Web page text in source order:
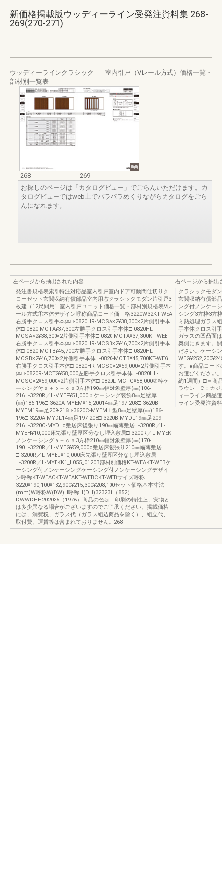
新価格掲載版ウッディーライン受発注資料集 268-
269(270-271)
ウッディーラインクラシック
室内引戸（Vレール方式）価格一覧・
部材別一覧表
268
269
お探しのページは「カタログビュー」でごらんいただけます。カ
タログビューではweb上でパラパラめくりながらカタログをごら
んになれます。
左ページから抽出された内容
発注書規格表索引特注対応品室内引戸室内ドア可動間仕切りク
ローゼット玄関収納有償部品室内用窓クラシックモダン片引戸3
枚建（12尺間用）室内引戸ユニット価格一覧・部材別規格表Vレ
ール方式①本体デザイン呼称商品コード価 格3220W32KT-WEA
右勝手クロス引手本体□-0820HR-MCSA×2¥38,300×2片側引手本
体□-0820-MCTA¥37,300左勝手クロス引手本体□-0820HL-
MCSA×2¥38,300×2片側引手本体□-0820-MCTA¥37,300KT-WEB
右勝手クロス引手本体□-0820HR-MCSB×2¥46,700×2片側引手本
体□-0820-MCTB¥45,700左勝手クロス引手本体□-0820HL-
MCSB×2¥46,700×2片側引手本体□-0820-MCTB¥45,700KT-WEG
右勝手クロス引手本体□-0820HR-MCSG×2¥59,000×2片側引手本
体□-0820R-MCTG¥58,000左勝手クロス引手本体□-0820HL-
MCSG×2¥59,000×2片側引手本体□-0820L-MCTG¥58,000②枠ケ
ーシング付ａ＋ｂ＋ｃａ3方枠190㎜幅対象壁厚(㎜)186-
216□-3220R／L-MYEF¥51,000ｂケーシング装飾8㎜足壁厚
(㎜)186-196□-3620A-MYEM¥15,20014㎜足197-208□-3620B-
MYEM19㎜足209-216□-3620C-MYEMＬ型8㎜足壁厚(㎜)186-
196□-3220A-MYDL14㎜足197-208□-3220B-MYDL19㎜足209-
216□-3220C-MYDLc敷居床後張り190㎜幅薄敷居□-3200R／L-
MYEH¥10,000床先張り壁厚区分なし埋込敷居□-3200R／L-MYEK
ノンケーシングａ＋ｃａ3方枠210㎜幅対象壁厚(㎜)170-
190□-3220R／L-MYEG¥59,000c敷居床後張り210㎜幅薄敷居
□-3200R／L-MYEJ¥10,000床先張り壁厚区分なし埋込敷居
□-3200R／L-MYEKK1_L055_0120B部材別価格KT-WEAKT-WEBケ
ーシング付ノンケーシングケーシング付ノンケーシングデザイ
ン呼称KT-WEACKT-WEAKT-WEBCKT-WEBサイズ呼称
3220¥190,100¥182,900¥215,300¥208,100セット価格基本寸法
(mm)W呼称W(DW)H呼称H(DH)323231（852）
DWWDHH202035（1976）商品の色は、印刷の特性上、実物と
は多少異なる場合がございますのでご了承ください。掲載価格
には、消費税、ガラス代（ガラス組込商品を除く）、組立代、
取付費、運賃等は含まれておりません。268
右ページから抽出
クラシックモダ
玄関収納有償部
ング付ノンケー
シング3方枠3方
ミ熱処理ガラス
手本体クロス引
ガラスの凹凸面
奥側にきます。
ださい。ケーシ
す。●商品コード
お選びください
約1週間）□＝
ラウン C：カ
ィーライン商品
ライン受発注資